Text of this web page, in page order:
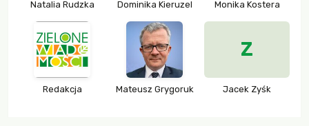
Natalia Rudzka Dominika Kieruzel Monika Kostera
Redakcja Mateusz Grygoruk
Z
Jacek Zyśk